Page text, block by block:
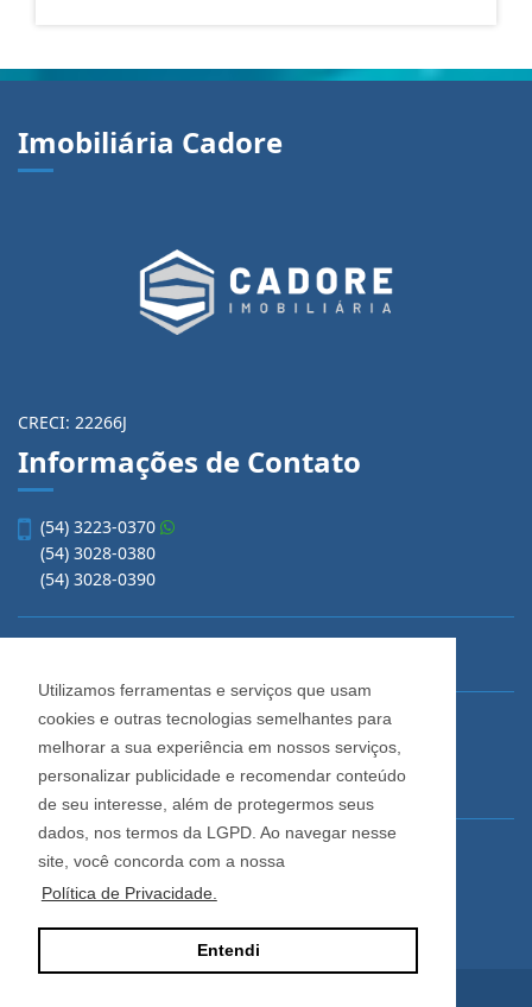
Utilizamos ferramentas e serviços que usam
cookies e outras tecnologias semelhantes para
melhorar a sua experiência em nossos serviços,
personalizar publicidade e recomendar conteúdo
de seu interesse, além de protegermos seus
dados, nos termos da LGPD. Ao navegar nesse
site, você concorda com a nossa
Política de Privacidade.
Entendi
Imobiliária Cadore
CRECI: 22266J
Informações de Contato
(54) 3223-0370
(54) 3028-0380
(54) 3028-0390
Imobiliária Cadore
Rua Os Dezoito do Forte, 1622, Centro
Caxias do Sul - Rio Grande do Sul
Horário de Atendimento
De segunda a sexta-feira
Das 08:30 às 12:00 e das 13:30 às 18:00